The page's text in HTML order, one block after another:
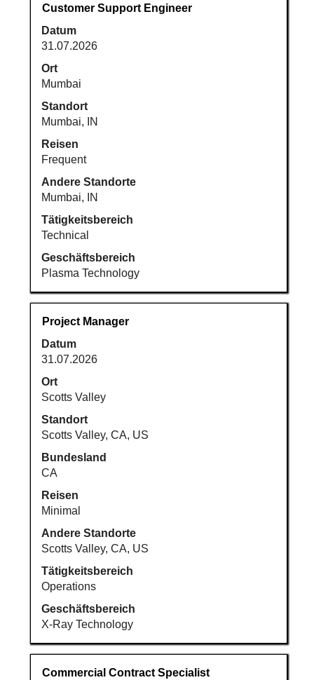
Stellenbezeichnung
Customer Support Engineer
Datum
31.07.2026
Ort
Mumbai
Standort
Mumbai, IN
Reisen
Frequent
Andere Standorte
Mumbai, IN
Tätigkeitsbereich
Technical
Geschäftsbereich
Plasma Technology
Drücken
Sie
die
Leertaste,
um
die
Stelleninformationen
vollständig
anzuzeigen.
Stellenbezeichnung
Project Manager
Datum
31.07.2026
Ort
Scotts Valley
Standort
Scotts Valley, CA, US
Bundesland
CA
Reisen
Minimal
Andere Standorte
Scotts Valley, CA, US
Tätigkeitsbereich
Operations
Geschäftsbereich
X-Ray Technology
Drücken
Sie
die
Leertaste,
um
die
Stelleninformationen
vollständig
anzuzeigen.
Stellenbezeichnung
Commercial Contract Specialist
Drücken